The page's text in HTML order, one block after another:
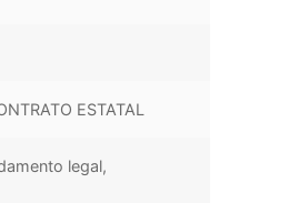
ESTATAL
legal,